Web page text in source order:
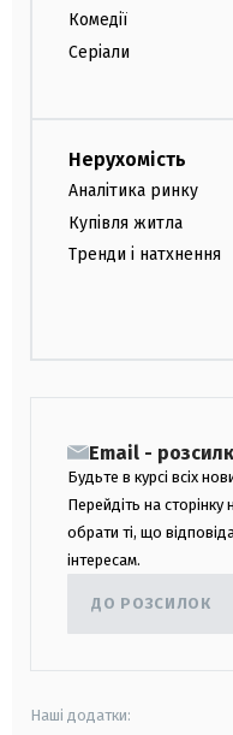
Комедії
Серіали
Нерухомість
Аналітика ринку
Купівля житла
Тренди і натхнення
Email -
Будьте в курсі всіх
Перейдіть на
обрати ті, що
інтересам.
ДО РОЗСИЛОК
Наші додатки: